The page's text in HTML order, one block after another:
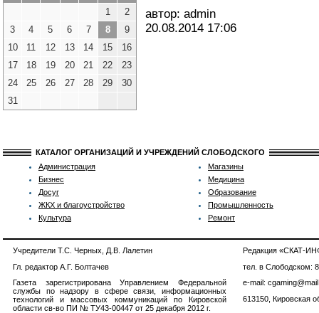
1
2
3
4 5 6 7 8
9
10
11 12 13 14 15
16
17
18 19 20 21 22
23
24
25 26 27 28 29
30
31
автор: admin
20.08.2014 17:06
КАТАЛОГ ОРГАНИЗАЦИЙ И УЧРЕЖДЕНИЙ СЛОБОДСКОГО
Администрация
Бизнес
Досуг
ЖКХ и благоустройство
Культура
Магазины
Медицина
Образование
Промышленность
Ремонт
Учредители Т.С. Черных, Д.В. Лалетин
Гл. редактор А.Г. Болтачев
Газета зарегистрирована Управлением Федеральной
службы по надзору в сфере связи, информационных
технологий и массовых коммуникаций по Кировской
области св-во ПИ № ТУ43-00447 от 25 декабря 2012 г.
Редакция «СКАТ-
тел. в Слободском:
e-mail:
613150, Кировская